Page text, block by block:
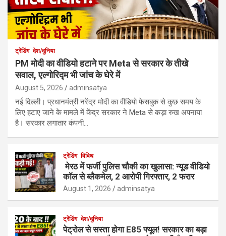
ट्रेंडिंग देश/दुनिया
PM मोदी का वीडियो हटाने पर Meta से सरकार के तीखे
सवाल, एल्गोरिद्म भी जांच के घेरे में
August 5, 2026 adminsatya
नई दिल्ली। प्रधानमंत्री नरेंद्र मोदी का वीडियो फेसबुक से कुछ समय के
लिए हटाए जाने के मामले में केंद्र सरकार ने Meta से कड़ा रुख अपनाया
है। सरकार लगातार कंपनी…
ट्रेंडिंग विविध
मेरठ में फर्जी पुलिस चौकी का खुलासा: न्यूड वीडियो
कॉल से ब्लैकमेल, 2 आरोपी गिरफ्तार, 2 फरार
August 1, 2026 adminsatya
ट्रेंडिंग देश/दुनिया
पेट्रोल से सस्ता होगा E85 फ्यूल! सरकार का बड़ा